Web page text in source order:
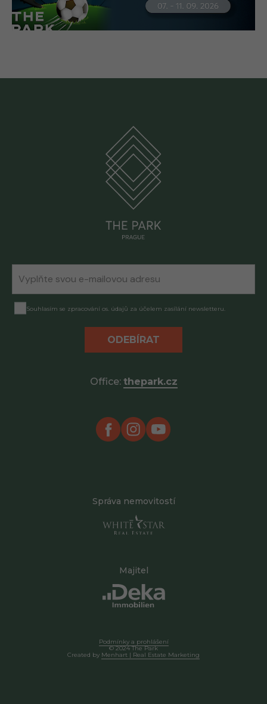
Souhlasím se zpracování os. údajů za účelem zasílání newsletteru.
ODEBÍRAT
Office: thepark.cz
Správa nemovitostí
Majitel
Podmínky a prohlášení
© 2024 The Park
Created by Menhart | Real Estate Marketing